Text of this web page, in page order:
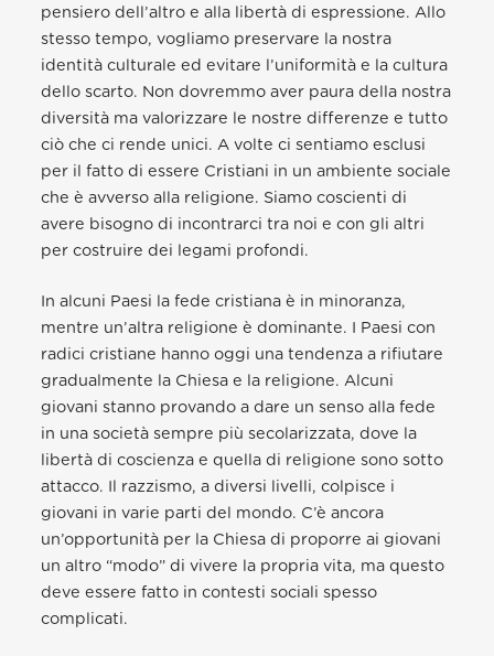
pensiero dell’altro e alla libertà di espressione. Allo
stesso tempo, vogliamo preservare la nostra
identità culturale ed evitare l’uniformità e la cultura
dello scarto. Non dovremmo aver paura della nostra
diversità ma valorizzare le nostre differenze e tutto
ciò che ci rende unici. A volte ci sentiamo esclusi
per il fatto di essere Cristiani in un ambiente sociale
che è avverso alla religione. Siamo coscienti di
avere bisogno di incontrarci tra noi e con gli altri
per costruire dei legami profondi.
In alcuni Paesi la fede cristiana è in minoranza,
mentre un’altra religione è dominante. I Paesi con
radici cristiane hanno oggi una tendenza a rifiutare
gradualmente la Chiesa e la religione. Alcuni
giovani stanno provando a dare un senso alla fede
in una società sempre più secolarizzata, dove la
libertà di coscienza e quella di religione sono sotto
attacco. Il razzismo, a diversi livelli, colpisce i
giovani in varie parti del mondo. C’è ancora
un’opportunità per la Chiesa di proporre ai giovani
un altro “modo” di vivere la propria vita, ma questo
deve essere fatto in contesti sociali spesso
complicati.